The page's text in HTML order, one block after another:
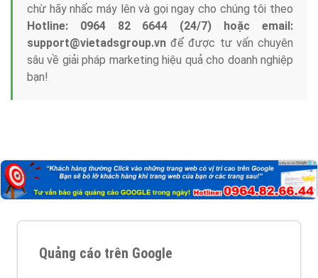
chừ hãy nhấc máy lên và gọi ngay cho chúng tôi theo
Hotline: 0964 82 6644 (24/7) hoặc email:
support@vietadsgroup.vn để được tư vấn chuyên
sâu về giải pháp marketing hiệu quả cho doanh nghiệp
bạn!
Quảng cáo trên Google